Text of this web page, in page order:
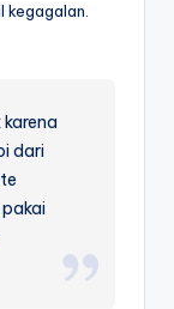
kegagalan.
dari